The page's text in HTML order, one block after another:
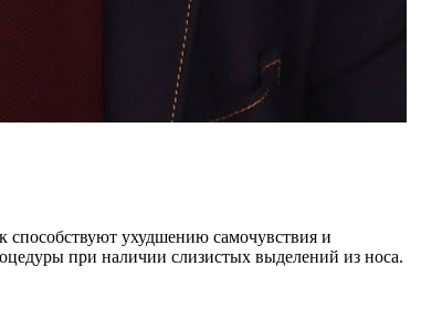
ухудшению самочувствия и
при наличии слизистых выделений из носа.